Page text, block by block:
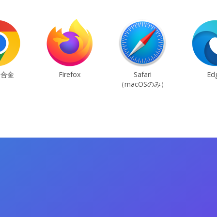
金 Firefox
Safari
（macOSのみ）